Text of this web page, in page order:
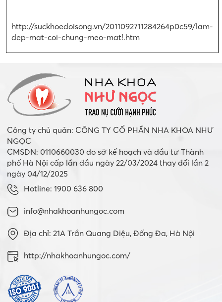
http://suckhoedoisong.vn/2011092711284264p0c59/lam-
dep-mat-coi-chung-meo-mat!.htm
Công ty chủ quản: CÔNG TY CỔ PHẦN NHA KHOA NHƯ
NGỌC
CMSDN: 0110660030 do sở kế hoạch và đầu tư Thành
phố Hà Nội cấp lần đầu ngày 22/03/2024 thay đổi lần 2
ngày 04/12/2025
Hotline: 1900 636 800
info@nhakhoanhungoc.com
Địa chỉ: 21A Trần Quang Diệu, Đống Đa, Hà Nội
http://nhakhoanhungoc.com/